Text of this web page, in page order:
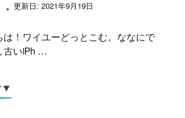
更新日: 2021年9月19日
は！ワイユーどっとこむ。ななにで
古いiPh …
▼